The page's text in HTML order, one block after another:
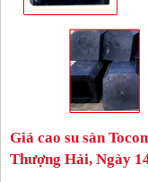
Giá cao su sàn
Thượng Hải, Ngày